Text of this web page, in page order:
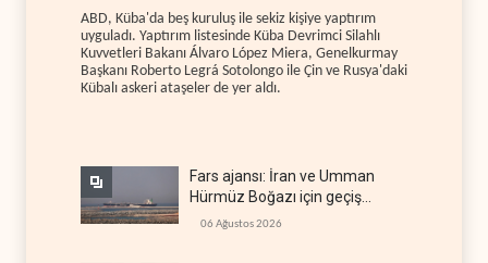
ABD, Küba'da beş kuruluş ile sekiz kişiye yaptırım
uyguladı. Yaptırım listesinde Küba Devrimci Silahlı
Kuvvetleri Bakanı Álvaro López Miera, Genelkurmay
Başkanı Roberto Legrá Sotolongo ile Çin ve Rusya'daki
Kübalı askeri ataşeler de yer aldı.
Fars ajansı: İran ve Umman
Hürmüz Boğazı için geçiş
koridorlarında anlaştı
06 Ağustos 2026